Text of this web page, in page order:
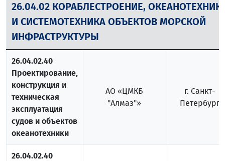
26.04.02 КОРАБЛЕСТРОЕНИЕ,
И СИСТЕМОТЕХНИКА ОБЪЕКТОВ МОРСКОЙ
ИНФРАСТРУКТУРЫ
26.04.02.40
Проектирование,
конструкция и
техническая
эксплуатация
судов и объектов
океанотехники
АО «ЦМКБ
"Алмаз"»
г. Санкт-
Петербург
26.04.02.40